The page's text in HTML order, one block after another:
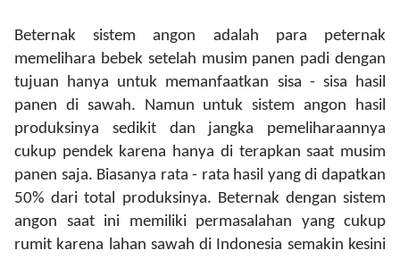
Beternak sistem angon adalah para peternak
memelihara bebek setelah musim panen padi dengan
tujuan hanya untuk memanfaatkan sisa - sisa hasil
panen di sawah.
Namun untuk sistem angon hasil
produksinya sedikit dan jangka pemeliharaannya
cukup pendek karena hanya di terapkan saat musim
panen saja. Biasanya rata - rata hasil yang di dapatkan
50% dari total produksinya. Beternak dengan sistem
angon saat ini memiliki permasalahan yang cukup
rumit karena lahan sawah di Indonesia semakin kesini